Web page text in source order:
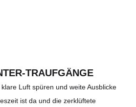
TRAUFGÄNGE
Luft spüren und weite Ausblicke
ist da und die zerklüftete